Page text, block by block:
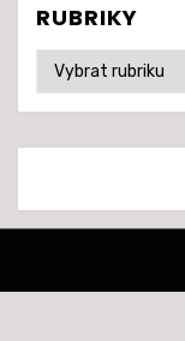
RUBRIKY
Rubriky
šablona Amphibious od